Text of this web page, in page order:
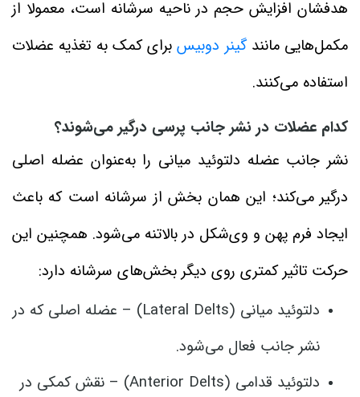
هدفشان افزایش حجم در ناحیه سرشانه است، معمولا از
مکمل‌هایی مانندگینر دوبیسبرای کمک به تغذیه عضلات
استفاده می‌کنند.
کدام عضلات در نشر جانب پرسی درگیر می‌شوند؟
نشر جانب عضله دلتوئید میانی را به‌عنوان عضله اصلی
درگیر می‌کند؛ این همان بخش از سرشانه است که باعث
ایجاد فرم پهن و وی‌شکل در بالاتنه می‌شود. همچنین این
حرکت تاثیر کمتری روی دیگر بخش‌های سرشانه دارد:
دلتوئید میانی (Lateral Delts) – عضله اصلی که در
نشر جانب فعال می‌شود.
دلتوئید قدامی (Anterior Delts) – نقش کمکی در